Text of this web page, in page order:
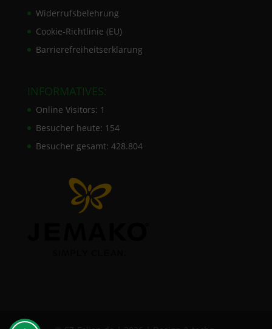
Widerrufsbelehrung
Cookie-Richtlinie (EU)
Barrierefreiheitserklärung
INFORMATIVES:
Online Visitors: 1
Besucher heute: 154
Besucher gesamt: 428.804